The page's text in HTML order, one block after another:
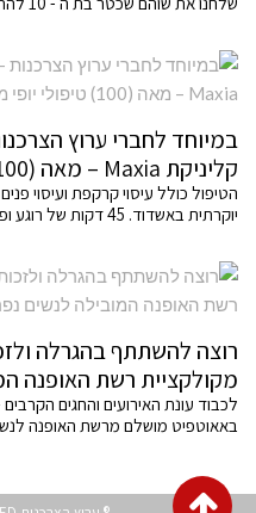
במיוחד לחברי ערוץ
קליניקת Maxia – מאה (100) טיפולי יופי מתנה
הטיפול כולל עיסוי קרקפת ועיסוי
יוקרתית באשדוד. 45 דקות של רוגע ופינוק. ללא הגרלה וללא תחרות
מקולקציית רשת האופנה
לכבוד עונת האירועים והחגים
באאוטפיט מושלם מרשת האופנה
גלילה